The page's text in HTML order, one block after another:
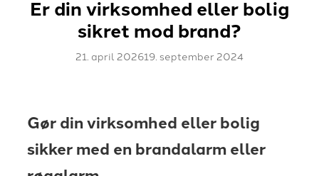
Er din virksomhed eller bolig
sikret mod brand?
21. april 202619. september 2024
Gør din virksomhed eller bolig
sikker med en brandalarm eller